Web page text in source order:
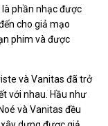
phần nhạc được
cho giả mạo
phim và được
và Vanitas đã trở
với nhau. Hầu như
và Vanitas đều